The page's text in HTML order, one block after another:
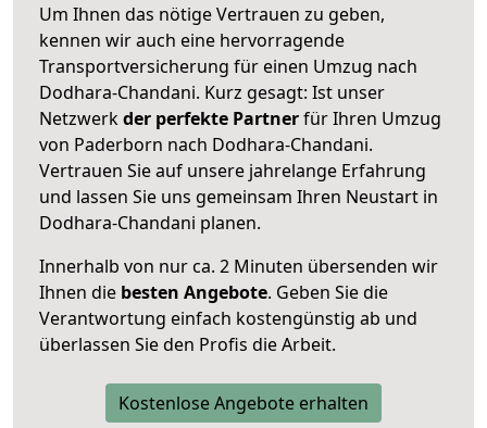
Um Ihnen das nötige Vertrauen zu geben,
kennen wir auch eine hervorragende
Transportversicherung für einen Umzug nach
Dodhara-Chandani. Kurz gesagt: Ist unser
Netzwerkder perfekte Partnerfür Ihren Umzug
von Paderborn nach Dodhara-Chandani.
Vertrauen Sie auf unsere jahrelange Erfahrung
und lassen Sie uns gemeinsam Ihren Neustart in
Dodhara-Chandani planen.
Innerhalb von nur ca. 2 Minuten übersenden wir
Ihnen die besten Angebote. Geben Sie die
Verantwortung einfach kostengünstig ab und
überlassen Sie den Profis die Arbeit.
Kostenlose Angebote erhalten